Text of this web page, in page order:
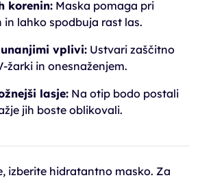
korenin: Maska pomaga pri
in lahko spodbuja rast las.
vplivi: Ustvari zaščitno
žarki in onesnaženjem.
lasje: Na otip bodo postali
jih boste oblikovali.
izberite hidratantno masko. Za